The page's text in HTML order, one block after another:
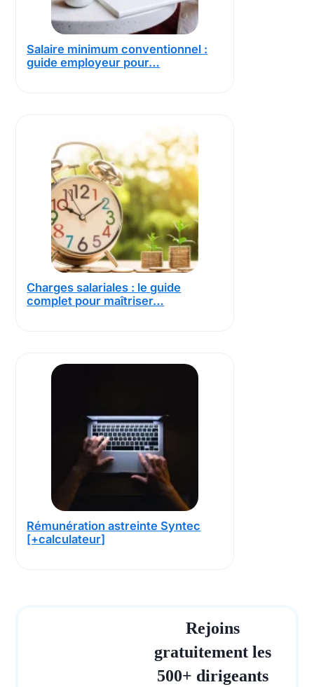
Salaire minimum conventionnel :
guide employeur pour…
Charges salariales : le guide
complet pour maîtriser…
Rémunération astreinte Syntec
[+calculateur]
Rejoins
gratuitement les
500+ dirigeants